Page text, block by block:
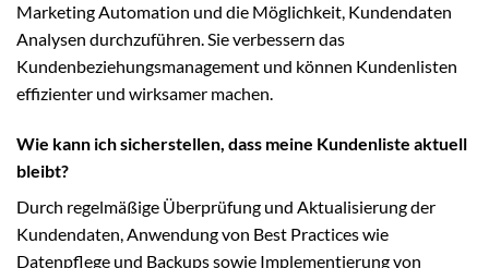
Marketing Automation und die Möglichkeit, Kundendaten
Analysen durchzuführen. Sie verbessern das
Kundenbeziehungsmanagement und können Kundenlisten
effizienter und wirksamer machen.
Wie kann ich sicherstellen, dass meine Kundenliste aktuell
bleibt?
Durch regelmäßige Überprüfung und Aktualisierung der
Kundendaten, Anwendung von Best Practices wie
Datenpflege und Backups sowie Implementierung von